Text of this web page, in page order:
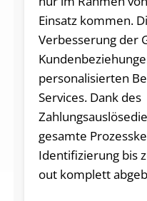
Einsatz kommen.
Verbesserung der
personalisierten
Services. Dank des
gesamte
Identifizierung bis
out komplett